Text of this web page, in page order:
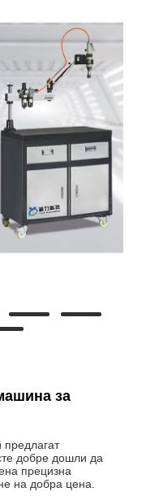
за
предлагат
добре дошли да
прецизна
на добра цена.